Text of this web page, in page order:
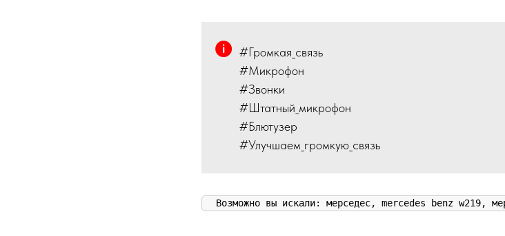
#Громкая_связь
#Микрофон
#Звонки
#Штатный_микрофон
#Блютузер
#Улучшаем_громкую_связь
Возможно вы искали: мерседес, mercedes benz w219,